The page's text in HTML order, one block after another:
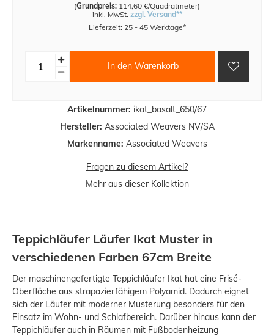
Artikelnummer: ikat_basalt_650/67
Hersteller: Associated Weavers NV/SA
Markenname: Associated Weavers
(Grundpreis: 114,60 €/Quadratmeter)
inkl. MwSt. zzgl. Versand**
Lieferzeit: 25 - 45 Werktage*
In den Warenkorb
Fragen zu diesem Artikel?
Mehr aus dieser Kollektion
Teppichläufer Läufer Ikat Muster in
verschiedenen Farben 67cm Breite
Der maschinengefertigte Teppichläufer Ikat hat eine Frisé-
Oberfläche aus strapazierfähigem Polyamid. Dadurch eignet
sich der Läufer mit moderner Musterung besonders für den
Einsatz im Wohn- und Schlafbereich. Darüber hinaus kann der
Teppichläufer auch in Räumen mit Fußbodenheizung